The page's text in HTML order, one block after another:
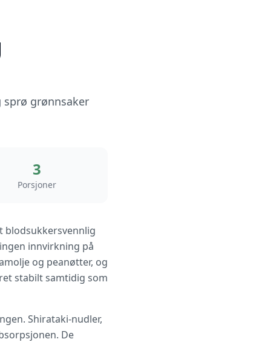
sprø grønnsaker
3
Porsjoner
blodsukkersvennlig
innvirkning på
og peanøtter, og
stabilt samtidig som
Shirataki-nudler,
De